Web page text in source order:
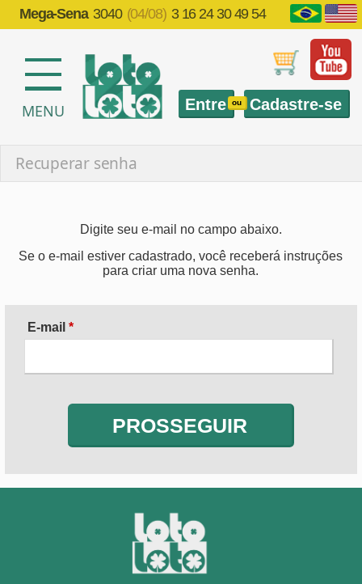
Mega-Sena 3040 (04/08) 3 16 24 30 49 54
Entre ou Cadastre-se
Se o e-mail estiver cadastrado, você receberá instruções